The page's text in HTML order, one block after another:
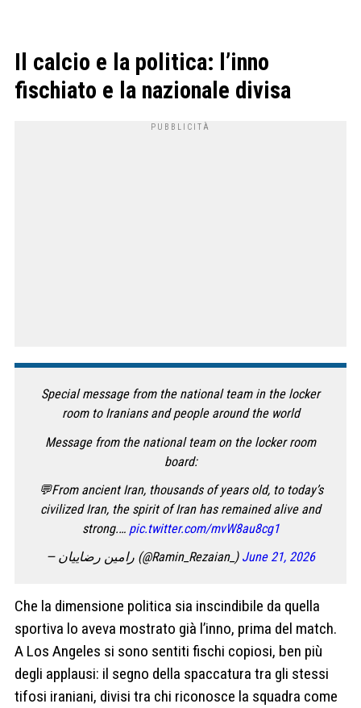
Il calcio e la politica: l’inno
fischiato e la nazionale divisa
Special message from the national team in the locker
room to Iranians and people around the world
Message from the national team on the locker room
board:
💬From ancient Iran, thousands of years old, to today’s
civilized Iran, the spirit of Iran has remained alive and
strong.… pic.twitter.com/mvW8au8cg1
— رامین رضاییان (@Ramin_Rezaian_) June 21, 2026
Che la dimensione politica sia inscindibile da quella
sportiva lo aveva mostrato già l’inno, prima del match.
A Los Angeles si sono sentiti fischi copiosi, ben più
degli applausi: il segno della spaccatura tra gli stessi
tifosi iraniani, divisi tra chi riconosce la squadra come